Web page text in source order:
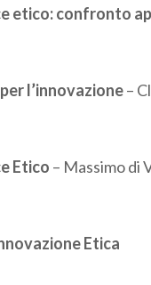
etico: confronto
l’innovazione–
Etico – Massimo di
Etica